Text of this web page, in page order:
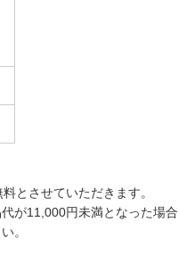
とさせていただきます。
が11,000円未満となった場合
。